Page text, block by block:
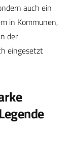
auch ein
in Kommunen,
der
eingesetzt